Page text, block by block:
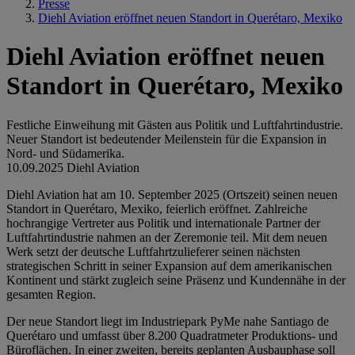
Presse
Diehl Aviation eröffnet neuen Standort in Querétaro, Mexiko
Diehl Aviation eröffnet neuen
Standort in Querétaro, Mexiko
Festliche Einweihung mit Gästen aus Politik und Luftfahrtindustrie.
Neuer Standort ist bedeutender Meilenstein für die Expansion in
Nord- und Südamerika.
10.09.2025 Diehl Aviation
Diehl Aviation hat am 10. September 2025 (Ortszeit) seinen neuen
Standort in Querétaro, Mexiko, feierlich eröffnet. Zahlreiche
hochrangige Vertreter aus Politik und internationale Partner der
Luftfahrtindustrie nahmen an der Zeremonie teil. Mit dem neuen
Werk setzt der deutsche Luftfahrtzulieferer seinen nächsten
strategischen Schritt in seiner Expansion auf dem amerikanischen
Kontinent und stärkt zugleich seine Präsenz und Kundennähe in der
gesamten Region.
Der neue Standort liegt im Industriepark PyMe nahe Santiago de
Querétaro und umfasst über 8.200 Quadratmeter Produktions- und
Büroflächen. In einer zweiten, bereits geplanten Ausbauphase soll